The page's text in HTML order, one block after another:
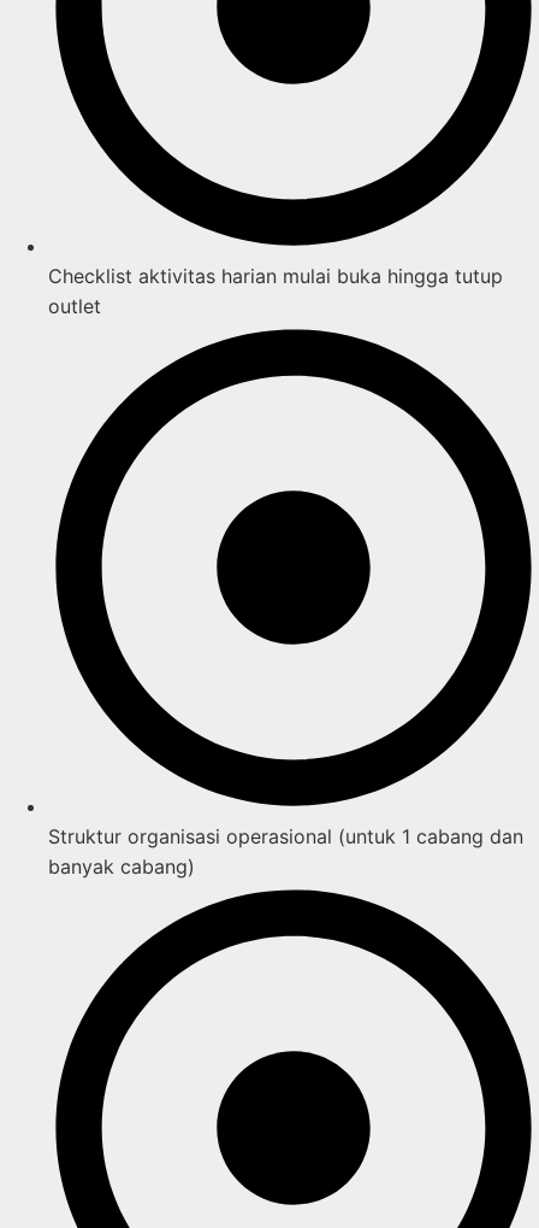
Checklist aktivitas harian mulai buka hingga tutup
outlet
Struktur organisasi operasional (untuk 1 cabang dan
banyak cabang)